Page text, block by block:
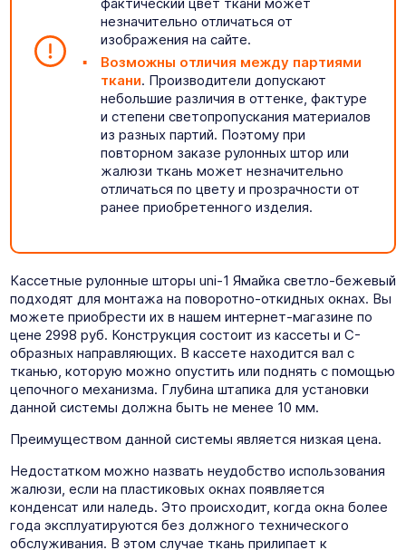
фактический цвет ткани может
незначительно отличаться от
изображения на сайте.
Возможны отличия между партиями
ткани. Производители допускают
небольшие различия в оттенке, фактуре
и степени светопропускания материалов
из разных партий. Поэтому при
повторном заказе рулонных штор или
жалюзи ткань может незначительно
отличаться по цвету и прозрачности от
ранее приобретенного изделия.
Кассетные рулонные шторы uni-1 Ямайка светло-бежевый
подходят для монтажа на поворотно-откидных окнах. Вы
можете приобрести их в нашем интернет-магазине по
цене 2998 руб. Конструкция состоит из кассеты и C-
образных направляющих. В кассете находится вал с
тканью, которую можно опустить или поднять с помощью
цепочного механизма. Глубина штапика для установки
данной системы должна быть не менее 10 мм.
Преимуществом данной системы является низкая цена.
Недостатком можно назвать неудобство использования
жалюзи, если на пластиковых окнах появляется
конденсат или наледь. Это происходит, когда окна более
года эксплуатируются без должного технического
обслуживания. В этом случае ткань прилипает к